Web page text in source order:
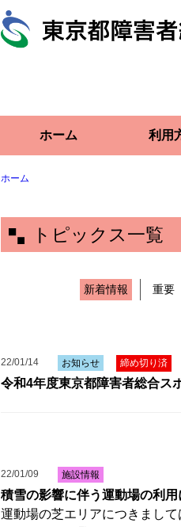
ホーム 利用
ホーム
トピックス一覧
新着情報 重要
22/01/14 お知らせ 締め切り済
令和4年度東京都障害者総合ス
22/01/09 施設情報
積雪の影響に伴う運動場の利用
運動場の芝エリアにつきまし